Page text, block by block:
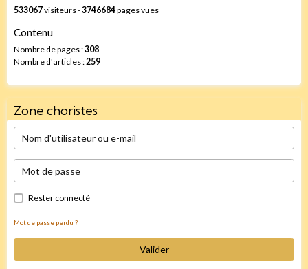
533067visiteurs -3746684pages vues
Contenu
Nombre de pages :308
Nombre d'articles : 259
Zone choristes
Rester connecté
Mot de passe perdu ?
Valider